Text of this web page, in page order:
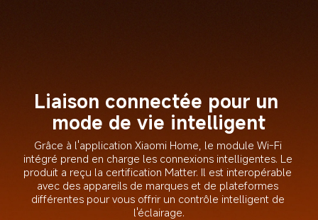
Liaison connectée pour un
mode de vie intelligent
Grâce à l'application Xiaomi Home, le module Wi-Fi
intégré prend en charge les connexions intelligentes. Le
produit a reçu la certification Matter. Il est interopérable
avec des appareils de marques et de plateformes
différentes pour vous offrir un contrôle intelligent de
l'éclairage.